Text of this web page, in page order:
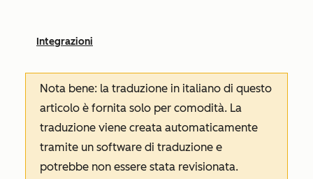
Integrazioni
Nota bene: la traduzione in italiano di questo
articolo è fornita solo per comodità. La
traduzione viene creata automaticamente
tramite un software di traduzione e
potrebbe non essere stata revisionata.